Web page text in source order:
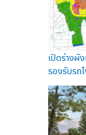
เปิดร่างผั
รองรับรถ